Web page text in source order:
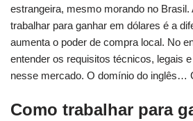
estrangeira, mesmo morando no Brasil.
trabalhar para ganhar em dólares é a
aumenta o poder de compra local. No
entender os requisitos técnicos, legais
nesse mercado. O domínio do inglês…
Como trabalhar para